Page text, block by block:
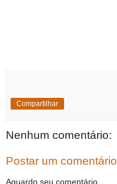
Compartilhar
Nenhum comentário:
Postar um comentário
Aguardo seu comentário.